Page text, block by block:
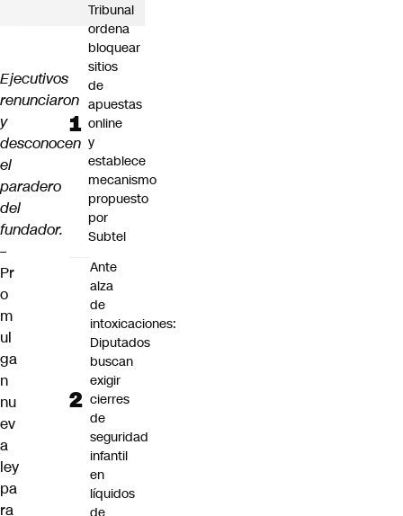
Ejecutivos
renunciaron
y
desconocen
el
paradero
del
fundador.
–
Pr
o
m
ul
ga
n
nu
ev
a
ley
pa
ra
Tribunal
ordena
bloquear
sitios
de
apuestas
online
y
establece
mecanismo
propuesto
por
Subtel
Ante
alza
de
intoxicaciones:
Diputados
buscan
exigir
cierres
de
seguridad
infantil
en
líquidos
de